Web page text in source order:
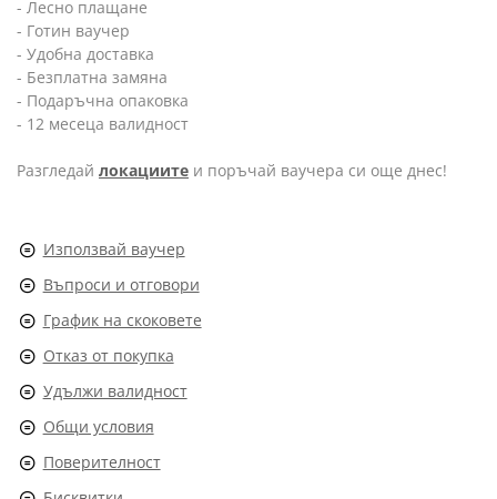
- Лесно плащане
- Готин ваучер
- Удобна доставка
- Безплатна замяна
- Подаръчна опаковка
- 12 месеца валидност
Разгледай локациите и поръчай ваучера си още днес!
Използвай ваучер
Въпроси и отговори
График на скоковете
Отказ от покупка
Удължи валидност
Общи условия
Поверителност